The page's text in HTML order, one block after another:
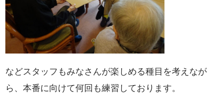
などスタッフもみなさんが楽しめる種目を考えなが
ら、本番に向けて何回も練習しております。